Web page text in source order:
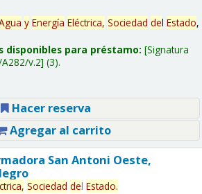
y Energía Eléctrica, Sociedad del Estado,
disponibles para préstamo: Signatura
v.2 (3).
Hacer reserva
Agregar al carrito
San Antoni Oeste,
Sociedad del Estado.